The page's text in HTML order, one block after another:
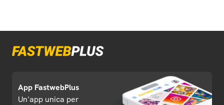
App FastwebPlus
Un'app unica per